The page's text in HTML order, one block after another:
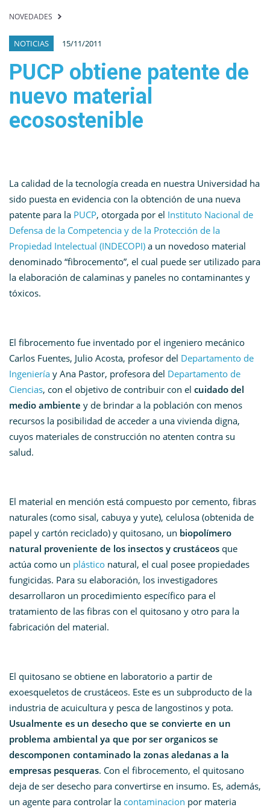
NOVEDADES
NOTICIAS 15/11/2011
PUCP obtiene patente de
nuevo material
ecosostenible
La calidad de la tecnología creada en nuestra Universidad ha
sido puesta en evidencia con la obtención de una nueva
patente para la PUCP, otorgada por el Instituto Nacional de
Defensa de la Competencia y de la Protección de la
Propiedad Intelectual (INDECOPI) a un novedoso material
denominado “fibrocemento”, el cual puede ser utilizado para
la elaboración de calaminas y paneles no contaminantes y
tóxicos.
El fibrocemento fue inventado por el ingeniero mecánico
Carlos Fuentes, Julio Acosta, profesor del Departamento de
Ingeniería y Ana Pastor, profesora del Departamento de
Ciencias, con el objetivo de contribuir con el cuidado del
medio ambiente y de brindar a la población con menos
recursos la posibilidad de acceder a una vivienda digna,
cuyos materiales de construcción no atenten contra su
salud.
El material en mención está compuesto por cemento, fibras
naturales (como sisal, cabuya y yute), celulosa (obtenida de
papel y cartón reciclado) y quitosano, un biopolímero
natural proveniente de los insectos y crustáceos que
actúa como un plástico natural, el cual posee propiedades
fungicidas. Para su elaboración, los investigadores
desarrollaron un procedimiento específico para el
tratamiento de las fibras con el quitosano y otro para la
fabricación del material.
El quitosano se obtiene en laboratorio a partir de
exoesqueletos de crustáceos. Este es un subproducto de la
industria de acuicultura y pesca de langostinos y pota.
Usualmente es un desecho que se convierte en un
problema ambiental ya que por ser organicos se
descomponen contaminado la zonas aledanas a la
empresas pesqueras. Con el fibrocemento, el quitosano
deja de ser desecho para convertirse en insumo. Es, además,
un agente para controlar la contaminacion por materia